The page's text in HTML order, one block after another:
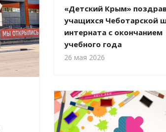
«Детский Крым»
учащихся Чеботарской
интерната с окончанием
учебного года
26 мая 2026